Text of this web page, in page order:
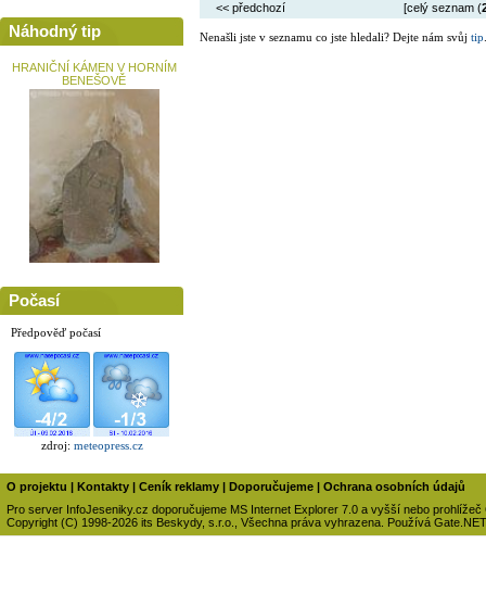
Náhodný tip
HRANIČNÍ KÁMEN V HORNÍM
BENEŠOVĚ
Počasí
Předpověď počasí
zdroj: meteopress.cz
<< předchozí [celý seznam (
Nenašli jste v seznamu co jste hledali? Dejte nám svůj tip
O projektu Kontakty Ceník reklamy Doporučujeme
Ochrana osobních údajů
Pro server InfoJeseniky.cz doporučujeme MS Internet Explorer 7.0 a vyšší nebo prohlížeč
Copyright (C) 1998-2026 its Beskydy, s.r.o., Všechna práva vyhrazena. Používá